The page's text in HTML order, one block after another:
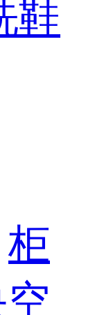
鞋
柜